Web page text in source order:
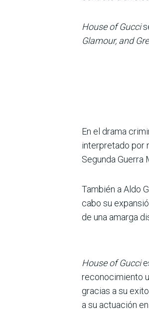
House of Gucci
Glamour, and
En el drama
interpretado por
Segunda Guerra
También a Aldo
cabo su
de una amarga
House of Gucci
reconocimiento
gracias a su
a su actuación en